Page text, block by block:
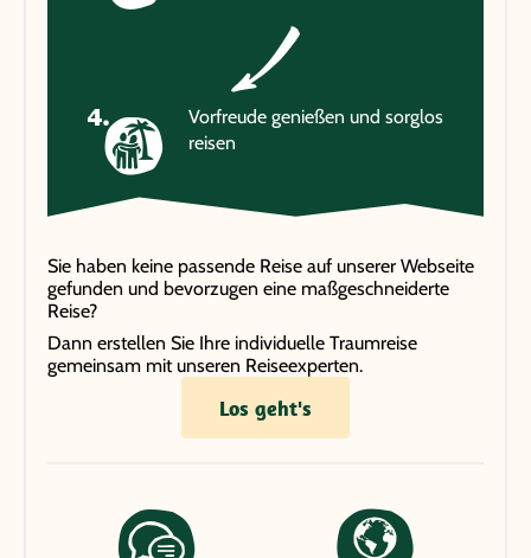
Vorfreude genießen und sorglos
reisen
Sie haben keine passende Reise auf unserer Webseite
gefunden und bevorzugen eine maßgeschneiderte
Reise?
Dann erstellen Sie Ihre individuelle Traumreise
gemeinsam mit unseren Reiseexperten.
Los geht's